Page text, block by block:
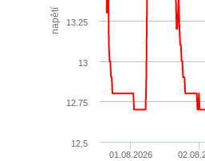
napětí
01.08.2026
12.5
12.75
13
13.25